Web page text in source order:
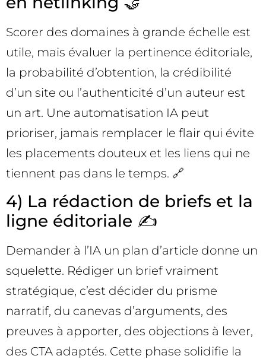
Scorer des domaines à grande échelle est
utile, mais évaluer la pertinence éditoriale,
la probabilité d’obtention, la crédibilité
d’un site ou l’authenticité d’un auteur est
un art. Une automatisation IA peut
prioriser, jamais remplacer le flair qui évite
les placements douteux et les liens qui ne
tiennent pas dans le temps. 🔗
4) La rédaction de briefs et la
ligne éditoriale ✍️
Demander à l’IA un plan d’article donne un
squelette. Rédiger un brief vraiment
stratégique, c’est décider du prisme
narratif, du canevas d’arguments, des
preuves à apporter, des objections à lever,
des CTA adaptés. Cette phase solidifie la